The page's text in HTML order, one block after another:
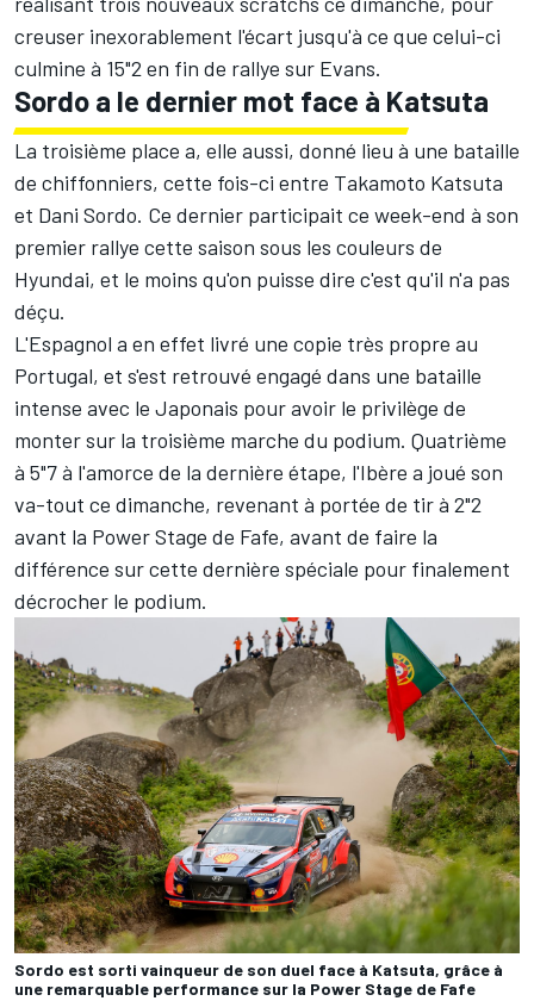
creuser inexorablement l'écart jusqu'à ce que celui-ci
culmine à 15"2 en fin de rallye sur Evans.
Sordo a le dernier mot face à Katsuta
La troisième place a, elle aussi, donné lieu à une bataille
de chiffonniers, cette fois-ci entre Takamoto Katsuta
et Dani Sordo. Ce dernier participait ce week-end à son
premier rallye cette saison sous les couleurs de
Hyundai, et le moins qu'on puisse dire c'est qu'il n'a pas
déçu.
L'Espagnol a en effet livré une copie très propre au
Portugal, et s'est retrouvé engagé dans une bataille
intense avec le Japonais pour avoir le privilège de
monter sur la troisième marche du podium. Quatrième
à 5"7 à l'amorce de la dernière étape, l'Ibère a joué son
va-tout ce dimanche, revenant à portée de tir à 2"2
avant la Power Stage de Fafe, avant de faire la
différence sur cette dernière spéciale pour finalement
décrocher le podium.
Sordo est sorti vainqueur de son duel face à Katsuta, grâce à
une remarquable performance sur la Power Stage de Fafe